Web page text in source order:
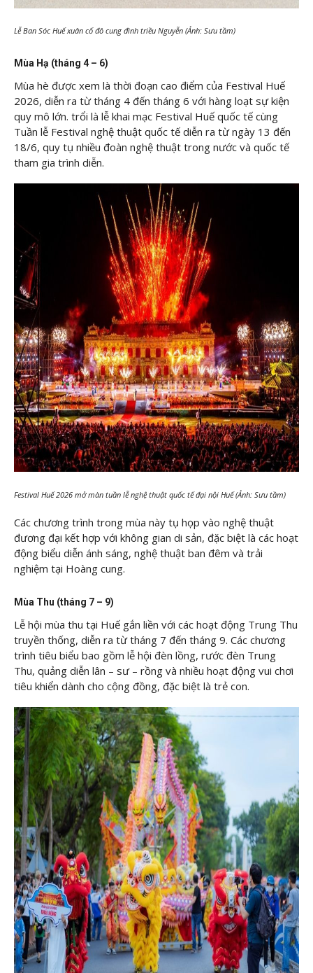
Lễ Ban Sóc Huế xuân cố đô cung đình triều Nguyễn (Ảnh: Sưu tầm)
Mùa Hạ (tháng 4 – 6)
Mùa hè được xem là thời đoạn cao điểm của Festival Huế
2026, diễn ra từ tháng 4 đến tháng 6 với hàng loạt sự kiện
quy mô lớn. trổi là lễ khai mạc Festival Huế quốc tế cùng
Tuần lễ Festival nghệ thuật quốc tế diễn ra từ ngày 13 đến
18/6, quy tụ nhiều đoàn nghệ thuật trong nước và quốc tế
tham gia trình diễn.
Festival Huế 2026 mở màn tuần lễ nghệ thuật quốc tế đại nội Huế (Ảnh: Sưu tầm)
Các chương trình trong mùa này tụ họp vào nghệ thuật
đương đại kết hợp với không gian di sản, đặc biệt là các hoạt
động biểu diễn ánh sáng, nghệ thuật ban đêm và trải
nghiệm tại Hoàng cung.
Mùa Thu (tháng 7 – 9)
Lễ hội mùa thu tại Huế gắn liền với các hoạt động Trung Thu
truyền thống, diễn ra từ tháng 7 đến tháng 9. Các chương
trình tiêu biểu bao gồm lễ hội đèn lồng, rước đèn Trung
Thu, quảng diễn lân – sư – rồng và nhiều hoạt động vui chơi
tiêu khiển dành cho cộng đồng, đặc biệt là trẻ con.